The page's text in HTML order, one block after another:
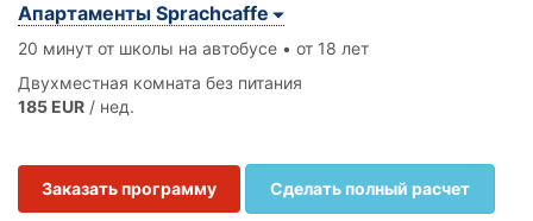
Апартаменты Sprachcaffe
20 минут от школы на автобусе • от 18 лет
Двухместная комната без питания
185 EUR / нед.
Заказать программу Сделать полный расчет